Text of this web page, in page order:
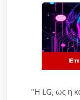
"Η LG, ως η